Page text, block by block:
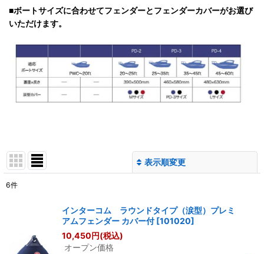
■ボートサイズに合わせてフェンダーとフェンダーカバーがお選び
いただけます。
表示順変更
6件
インターコム ラウンドタイプ（涙型）プレミ
アムフェンダー カバー付 [101020]
10,450円(税込)
オープン価格